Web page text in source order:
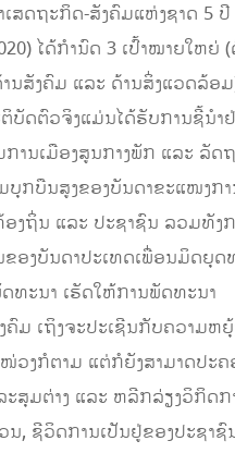
ສດຖະກິດ-ສັງຄົມແຫ່ງຊາດ 5
ໄດ້ກໍານົດ 3​ ເປົ້າໝາຍໃຫຍ່ (
ນສັງຄົມ ແລະ ດ້ານສິ່ງແວດລ້ອ
ບັດຕົວຈິງແມ່ນໄດ້ຮັບການຊີ້ນໍາຢ່
ານເມືອງສູນກາງພັກ ແລະ ລັດ
ກບືນສູງຂອງບັນດາຂະແໜງກາ
ງຖິ່ນ ແລະ ປະຊາຊົນ ລວມທັງ
ອງບັນດາປະເທດເພື່ອນມິດຍຸດ
ທະນາ ເຮັດໃຫ້ການພັດທະນາ
ຄົມ ເຖິງຈະປະເຊີນກັບຄວາມຫ
ວງກໍຕາມ ແຕ່ກໍຍັງສາມາດປະຄ
ສຸມຕ່າງ ແລະ ຫລີກລ່ຽງວິກິດກ
, ຊີວິດການເປັນຢູ່ຂອງປະຊາຊົ